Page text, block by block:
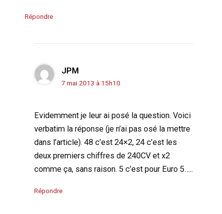
Répondre
JPM
7 mai 2013 à 15h10
Evidemment je leur ai posé la question. Voici
verbatim la réponse (je n’ai pas osé la mettre
dans l’article). 48 c’est 24×2, 24 c’est les
deux premiers chiffres de 240CV et x2
comme ça, sans raison. 5 c’est pour Euro 5…..
Répondre